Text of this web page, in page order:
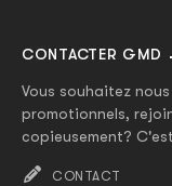
CONTACTER GMD
Vous souhaitez
promotionnels,
copieusement?
CONTACT